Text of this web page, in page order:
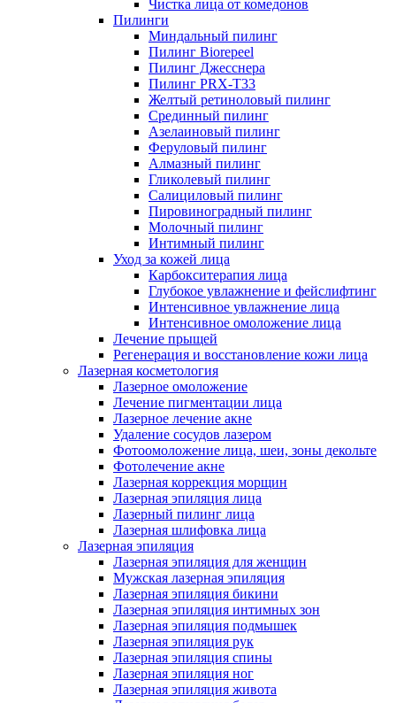
Чистка лица от комедонов
Пилинги
Миндальный пилинг
Пилинг Biorepeel
Пилинг Джесснера
Пилинг PRX-T33
Желтый ретиноловый пилинг
Срединный пилинг
Азелаиновый пилинг
Феруловый пилинг
Алмазный пилинг
Гликолевый пилинг
Салициловый пилинг
Пировиноградный пилинг
Молочный пилинг
Интимный пилинг
Уход за кожей лица
Карбокситерапия лица
Глубокое увлажнение и фейслифтинг
Интенсивное увлажнение лица
Интенсивное омоложение лица
Лечение прыщей
Регенерация и восстановление кожи лица
Лазерная косметология
Лазерное омоложение
Лечение пигментации лица
Лазерное лечение акне
Удаление сосудов лазером
Фотоомоложение лица, шеи, зоны декольте
Фотолечение акне
Лазерная коррекция морщин
Лазерная эпиляция лица
Лазерный пилинг лица
Лазерная шлифовка лица
Лазерная эпиляция
Лазерная эпиляция для женщин
Мужская лазерная эпиляция
Лазерная эпиляция бикини
Лазерная эпиляция интимных зон
Лазерная эпиляция подмышек
Лазерная эпиляция рук
Лазерная эпиляция спины
Лазерная эпиляция ног
Лазерная эпиляция живота